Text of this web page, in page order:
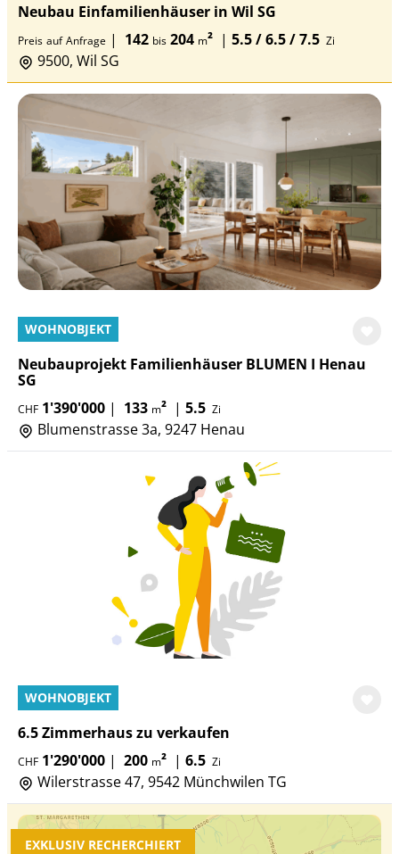
Neubau Einfamilienhäuser in Wil SG
Preis auf Anfrage | 142 bis 204 m² | 5.5 / 6.5 / 7.5 Zi
9500, Wil SG
WOHNOBJEKT
Neubauprojekt Familienhäuser BLUMEN I Henau
SG
CHF 1'390'000 | 133 m² | 5.5 Zi
Blumenstrasse 3a, 9247 Henau
WOHNOBJEKT
6.5 Zimmerhaus zu verkaufen
CHF 1'290'000 | 200 m² | 6.5 Zi
Wilerstrasse 47, 9542 Münchwilen TG
EXKLUSIV RECHERCHIERT